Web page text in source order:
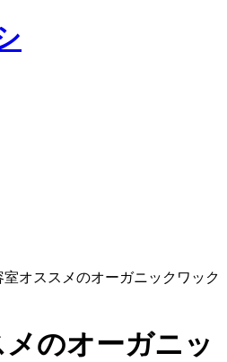
室オススメのオーガニックワック
のオーガニッ